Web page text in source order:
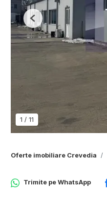
1 / 11
Previous
Oferte imobiliare Crevedia
Trimite peWhatsApp